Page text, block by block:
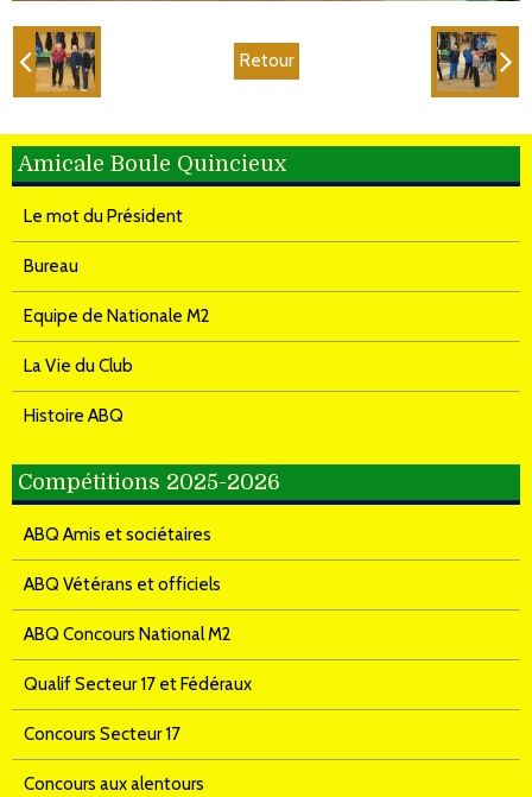
Retour
Amicale Boule Quincieux
Le mot du Président
Bureau
Equipe de Nationale M2
La Vie du Club
Histoire ABQ
Compétitions 2025-2026
ABQ Amis et sociétaires
ABQ Vétérans et officiels
ABQ Concours National M2
Qualif Secteur 17 et Fédéraux
Concours Secteur 17
Concours aux alentours